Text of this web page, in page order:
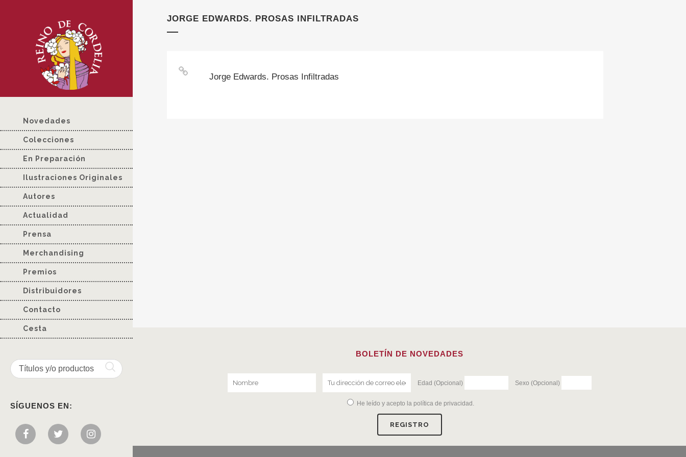
Novedades
Colecciones
En Preparación
Ilustraciones Originales
Autores
Actualidad
Prensa
Merchandising
Premios
Distribuidores
Contacto
Cesta
SÍGUENOS EN:
JORGE EDWARDS. PROSAS INFILTRADAS
Jorge Edwards. Prosas Infiltradas
BOLETÍN DE NOVEDADES
Edad (Opcional) Sexo (Opcional)
He leído y acepto la política de privacidad .